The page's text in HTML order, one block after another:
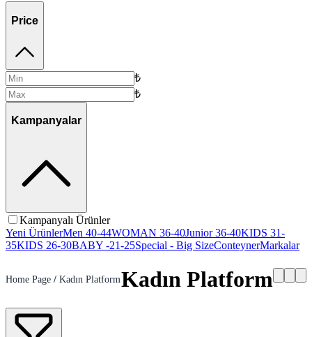
Price
₺
₺
Kampanyalar
Kampanyalı Ürünler
Yeni ÜrünlerMen 40-44WOMAN 36-40Junior 36-40KIDS 31-
35KIDS 26-30BABY -21-25Special - Big SizeConteynerMarkalar
Home Page / Kadın PlatformKadın Platform